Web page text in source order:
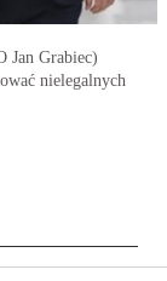
Jan Grabiec)
nielegalnych